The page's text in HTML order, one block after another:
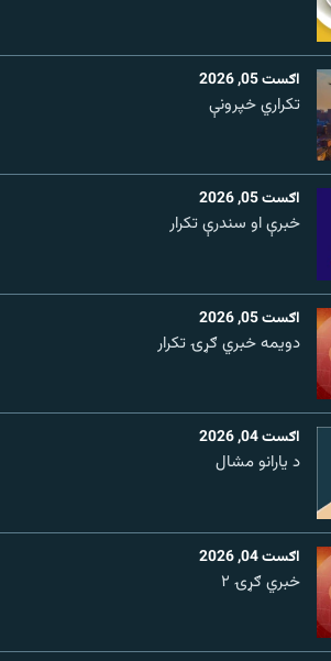
اګست 05, 2026
تکراري خپرونې
اګست 05, 2026
خبرې او سندرې تکرار
اګست 05, 2026
دویمه خبري ګړۍ تکرار
اګست 04, 2026
د یارانو مشال
اګست 04, 2026
خبري ګړۍ ۲